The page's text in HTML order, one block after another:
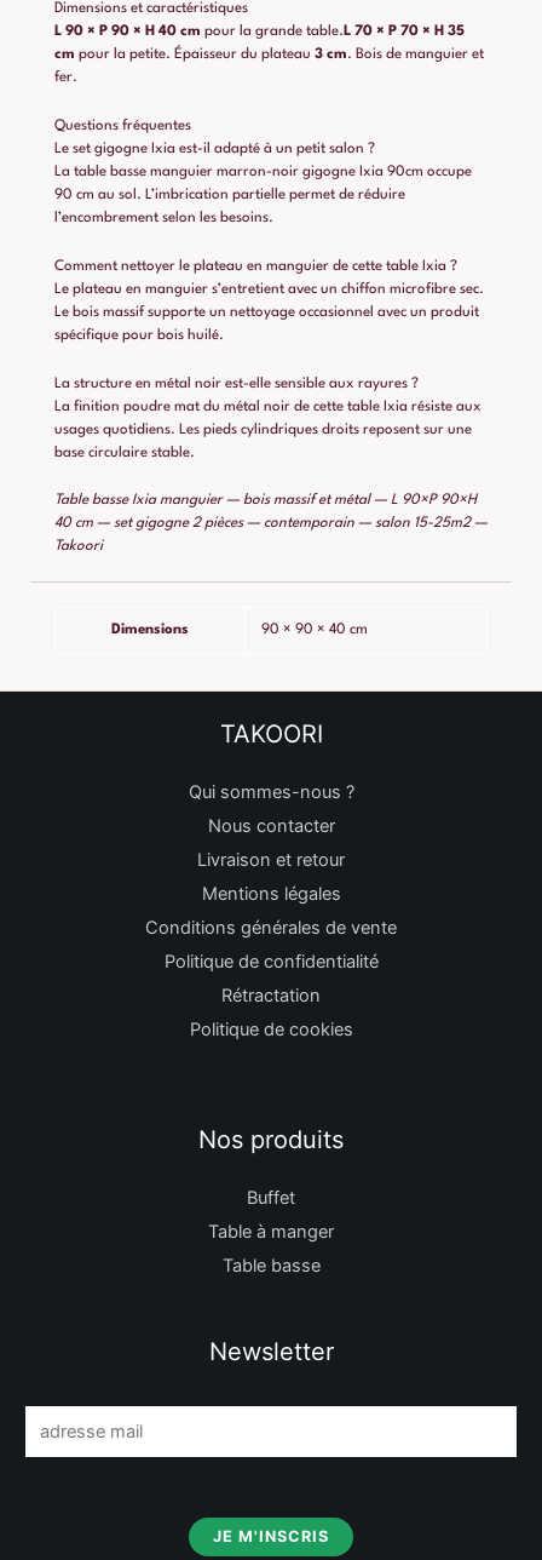
Dimensions et caractéristiques
L 90 × P 90 × H 40 cm pour la grande table. L 70 × P 70 × H 35
cm pour la petite. Épaisseur du plateau 3 cm. Bois de manguier et
fer.
Questions fréquentes
Le set gigogne Ixia est-il adapté à un petit salon ?
La table basse manguier marron-noir gigogne Ixia 90cm occupe
90 cm au sol. L’imbrication partielle permet de réduire
l’encombrement selon les besoins.
Comment nettoyer le plateau en manguier de cette table Ixia ?
Le plateau en manguier s’entretient avec un chiffon microfibre sec.
Le bois massif supporte un nettoyage occasionnel avec un produit
spécifique pour bois huilé.
La structure en métal noir est-elle sensible aux rayures ?
La finition poudre mat du métal noir de cette table Ixia résiste aux
usages quotidiens. Les pieds cylindriques droits reposent sur une
base circulaire stable.
Table basse Ixia manguier — bois massif et métal — L 90×P 90×H
40 cm — set gigogne 2 pièces — contemporain — salon 15-25m2 —
Takoori
Dimensions 90 × 90 × 40 cm
TAKOORI
Qui sommes-nous ?
Nous contacter
Livraison et retour
Mentions légales
Conditions générales de vente
Politique de confidentialité
Rétractation
Politique de cookies
Nos produits
Buffet
Table à manger
Table basse
Newsletter
m
JE M'INSCRIS